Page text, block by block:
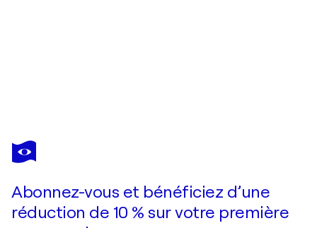
MARC DANIEL
PREMIER JOUR
Abonnez-vous et bénéficiez d’une
réduction de 10 % sur votre première